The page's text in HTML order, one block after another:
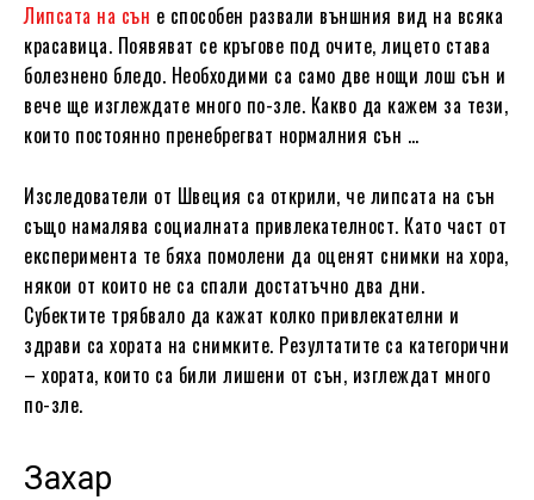
Липсата на сън е способен развали външния вид на всяка
красавица. Появяват се кръгове под очите, лицето става
болезнено бледо. Необходими са само две нощи лош сън и
вече ще изглеждате много по-зле. Какво да кажем за тези,
които постоянно пренебрегват нормалния сън …
Изследователи от Швеция са открили, че липсата на сън
също намалява социалната привлекателност. Като част от
експеримента те бяха помолени да оценят снимки на хора,
някои от които не са спали достатъчно два дни.
Субектите трябвало да кажат колко привлекателни и
здрави са хората на снимките. Резултатите са категорични
– хората, които са били лишени от сън, изглеждат много
по-зле.
Захар